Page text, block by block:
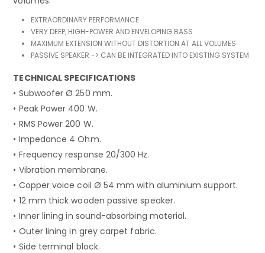
EXTRAORDINARY PERFORMANCE
VERY DEEP, HIGH-POWER AND ENVELOPING BASS
MAXIMUM EXTENSION WITHOUT DISTORTION AT ALL VOLUMES
PASSIVE SPEAKER -> CAN BE INTEGRATED INTO EXISTING SYSTEM
TECHNICAL SPECIFICATIONS
• Subwoofer Ø 250 mm.
• Peak Power 400 W.
• RMS Power 200 W.
• Impedance 4 Ohm.
• Frequency response 20/300 Hz.
• Vibration membrane.
• Copper voice coil Ø 54 mm with aluminium support.
• 12 mm thick wooden passive speaker.
• Inner lining in sound-absorbing material.
• Outer lining in grey carpet fabric.
• Side terminal block.